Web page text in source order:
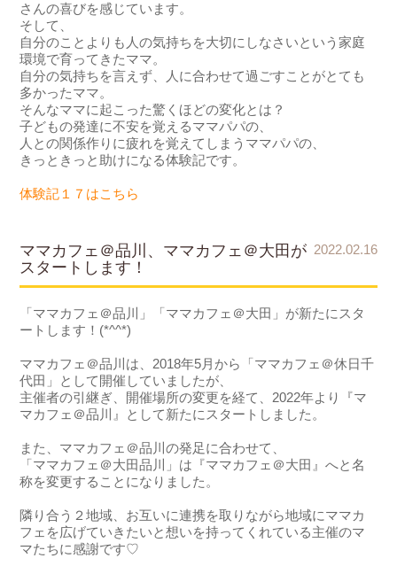
さんの喜びを感じています。
そして、
自分のことよりも人の気持ちを大切にしなさいという家庭
環境で育ってきたママ。
自分の気持ちを言えず、人に合わせて過ごすことがとても
多かったママ。
そんなママに起こった驚くほどの変化とは？
子どもの発達に不安を覚えるママパパの、
人との関係作りに疲れを覚えてしまうママパパの、
きっときっと助けになる体験記です。
体験記１７はこちら
2022.02.16
ママカフェ＠品川、ママカフェ＠大田が
スタートします！
「ママカフェ＠品川」「ママカフェ＠大田」が新たにスタ
ートします！(*^^*)
ママカフェ＠品川は、2018年5月から「ママカフェ＠休日千
代田」として開催していましたが、
主催者の引継ぎ、開催場所の変更を経て、2022年より『マ
マカフェ＠品川』として新たにスタートしました。
また、ママカフェ＠品川の発足に合わせて、
「ママカフェ＠大田品川」は『ママカフェ＠大田』へと名
称を変更することになりました。
隣り合う２地域、お互いに連携を取りながら地域にママカ
フェを広げていきたいと想いを持ってくれている主催のマ
マたちに感謝です♡